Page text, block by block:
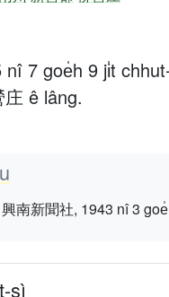
nî 7 goe̍h 9 ji̍t
ê lâng.
南新聞社, 1943 nî 3
sì